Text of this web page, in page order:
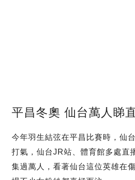
平昌冬奧 仙台萬人睇
今年羽生結弦在平昌比賽時，仙
打氣，仙台JR站、體育館多處直
集過萬人，看著仙台這位英雄在